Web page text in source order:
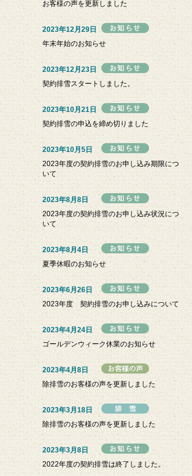
お客様の声を更新しました
2023年12月29日
年末年始のお知らせ
2023年12月23日
契約排雪スタートしました。
2023年10月21日
契約排雪の申込を締め切りました
2023年10月5日
2023年度の契約排雪のお申し込み期限につ
いて
2023年8月8日
2023年度の契約排雪のお申し込み状況につ
いて
2023年8月4日
夏季休暇のお知らせ
2023年6月26日
2023年度 契約排雪のお申し込みについて
2023年4月24日
ゴールデンウィーク休業のお知らせ
2023年4月8日
除排雪のお客様の声を更新しました
2023年3月18日
除排雪のお客様の声を更新しました
2023年3月8日
2022年度の契約排雪は終了しました。